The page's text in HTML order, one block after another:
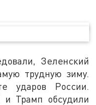
Зеленский
трудную зиму.
ударов России.
и Трамп обсудили